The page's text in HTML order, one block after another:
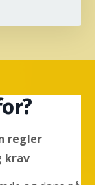
regler
krav